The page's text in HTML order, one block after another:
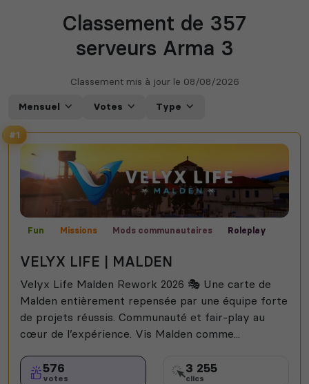
Classement de 357
serveurs Arma 3
Classement mis à jour le 08/08/2026
Mensuel Votes Type
#1
Fun Missions Mods communautaires
Roleplay
VELYX LIFE | MALDEN
Velyx Life Malden Rework 2026 🎭 Une carte de
Malden entièrement repensée par une équipe forte
de projets réussis. Communauté et fair-play au
cœur de l’expérience. Vis Malden comme...
576
votes
3 255
clics